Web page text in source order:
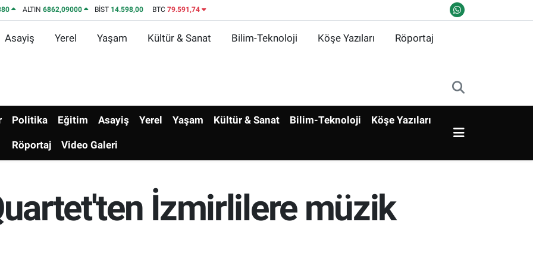
ALTIN 6862,09000 BİST 14.598,00 BTC 79.591,74
Asayiş Yerel Yaşam Kültür & Sanat Bilim-Teknoloji Köşe Yazıları Röportaj
Politika Eğitim Asayiş Yerel Yaşam Kültür & Sanat Bilim-Teknoloji Köşe Yazıları
Röportaj Video Galeri
İzmirlilere müzik